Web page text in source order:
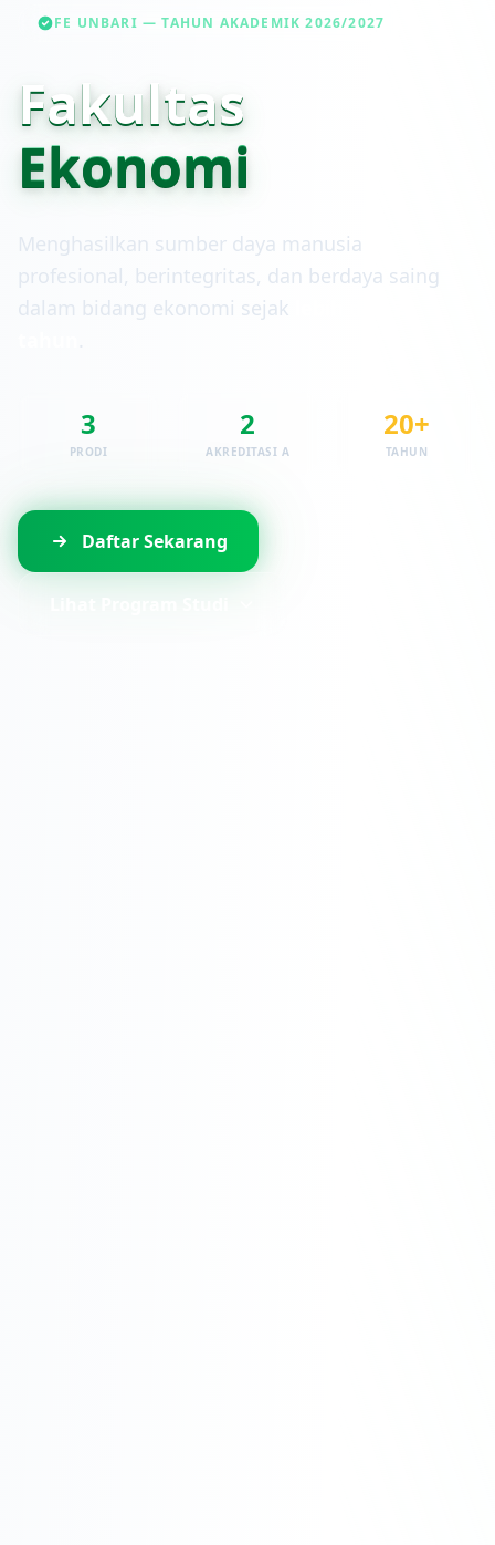
FE UNBARI — TAHUN AKADEMIK 2026/2027
Fakultas
Ekonomi
Menghasilkan sumber daya manusia
profesional, berintegritas, dan berdaya saing
dalam bidang ekonomi sejak
.
3
PRODI
2
AKREDITASI A
20+
TAHUN
Daftar Sekarang